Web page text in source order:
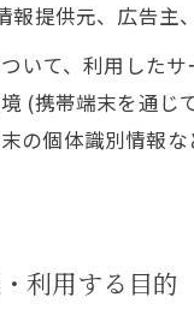
報提供元、広告主
いて、利用した
(携帯端末を通じ
の個体識別情報
利用する目的